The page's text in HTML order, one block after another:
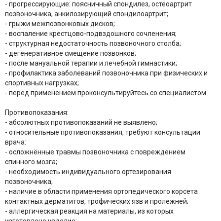
- прогрессирующие: поясничный спондилез, остеоартрит
позвоночника, анкилозирующий спондилоартрит;
- грыжи межпозвонковых дисков;
- воспаление крестцово-подвздошного сочленения;
- структурная недостаточность позвоночного столба;
- дегенеративное смещение позвонков;
- после мануальной терапии и лечебной гимнастики;
- профилактика заболеваний позвоночника при физических и
спортивных нагрузках;
- перед применением проконсультируйтесь со специалистом.
Противопоказания:
- абсолютных противопоказаний не выявлено;
- относительные противопоказания, требуют консультации
врача:
- осложнённые травмы позвоночника с повреждением
спинного мозга;
- необходимость индивидуального ортезирования
позвоночника;
- наличие в области применения ортопедического корсета
контактных дерматитов, трофических язв и пролежней;
- аллергическая реакция на материалы, из которых